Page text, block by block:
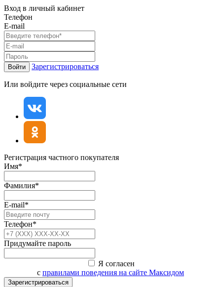
Вход в личный кабинет
Телефон
E-mail
Войти Зарегистрироваться
Или войдите через социальные сети
Регистрация частного покупателя
Имя*
Фамилия*
E-mail*
Телефон*
Придумайте пароль
Я согласен
с правилами поведения на сайте Максидом
Зарегистрироваться